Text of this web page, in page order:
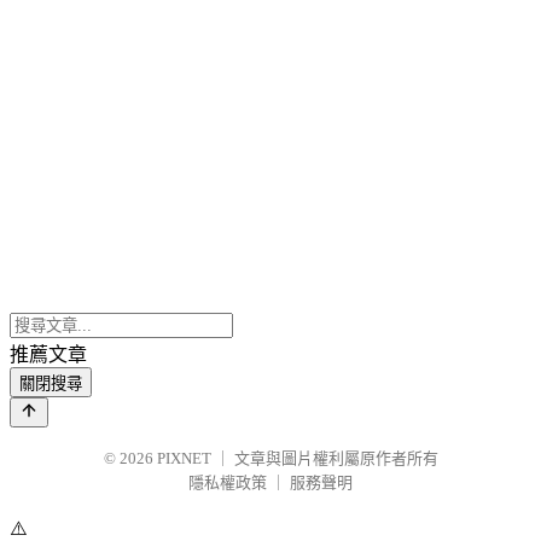
推薦文章
關閉搜尋
© 2026 PIXNET
文章與圖片權利屬原作者所有
隱私權政策
服務聲明
⚠️